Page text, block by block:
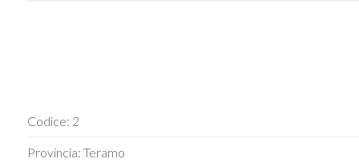
Codice: 2
Provincia: Teramo